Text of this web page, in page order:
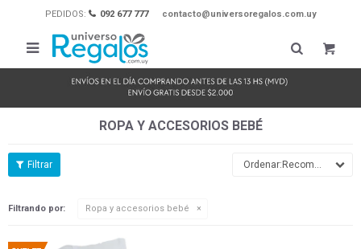
PEDIDOS: 092 677 777 contacto@universoregalos.com.uy

ROPA Y ACCESORIOS BEBÉ
Recomendados
Filtrando por: Ropa y accesorios bebé